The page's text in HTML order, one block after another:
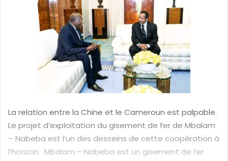
r
u
n
c
u
r
r
e
l
La relation entre la Chine et le Cameroun est palpable.
Le projet d’exploitation du gisement de fer de Mbalam
– Nabeba est l’un des desseins de cette coopération à
l’horizon. Mbalam – Nabeba est un gisement de fer